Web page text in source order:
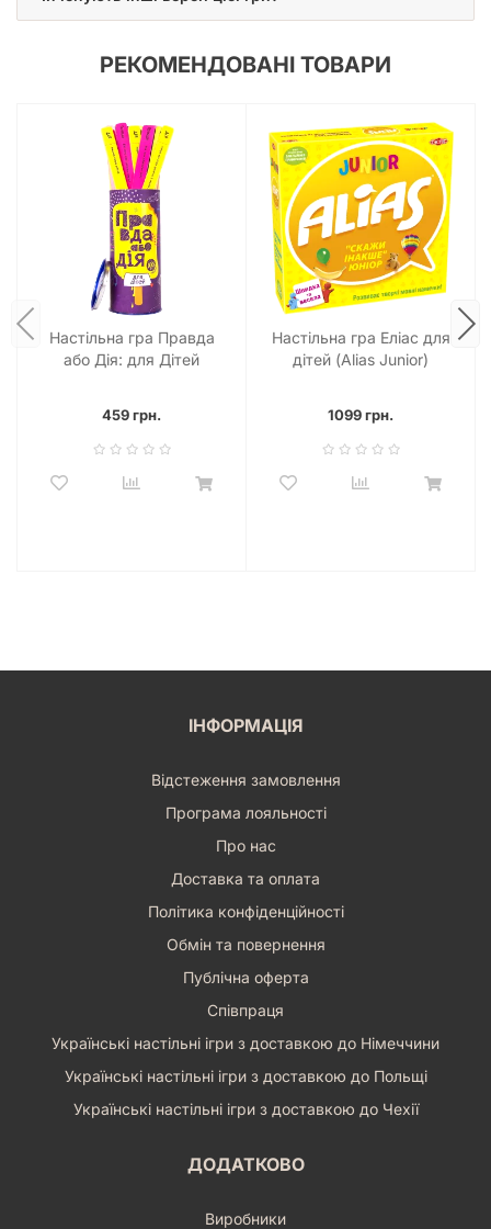
РЕКОМЕНДОВАНІ ТОВАРИ
Настільна гра Правда
або Дія: для Дітей
459 грн.
Настільна гра Еліас для
дітей (Alias Junior)
1099 грн.
ІНФОРМАЦІЯ
Відстеження замовлення
Програма лояльності
Про нас
Доставка та оплата
Політика конфіденційності
Обмін та повернення
Публічна оферта
Співпраця
Українські настільні ігри з доставкою до Німеччини
Українські настільні ігри з доставкою до Польщі
Українські настільні ігри з доставкою до Чехії
ДОДАТКОВО
Виробники